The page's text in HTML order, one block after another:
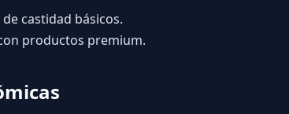
castidad básicos.
productos premium.